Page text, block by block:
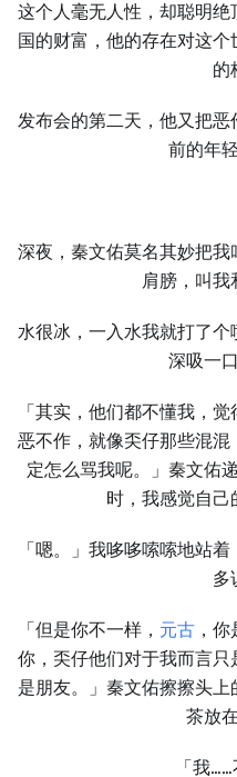
这个人毫无人性，却聪明
国的财富，他的存在对这
的
发布会的第二天，他又把
前的年
深夜，秦文佑莫名其妙把
肩膀，叫我
水很冰，一入水我就打了
深吸一
「其实，他们都不懂我，觉
恶不作，就像奀仔那些混
定怎么骂我呢。」秦文佑
时，我感觉自己
「嗯。」我哆哆嗦嗦地站
多
「但是你不一样， 元古 ，
你，奀仔他们对于我而言
是朋友。」秦文佑擦擦头
茶放
「我